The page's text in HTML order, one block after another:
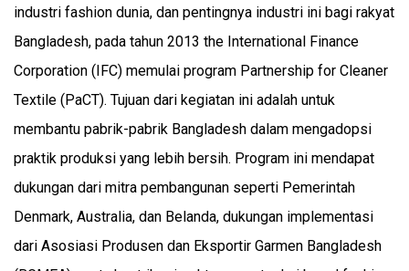
industri fashion dunia, dan pentingnya industri ini bagi rakyat
Bangladesh, pada tahun 2013 the International Finance
Corporation (IFC) memulai program Partnership for Cleaner
Textile (PaCT). Tujuan dari kegiatan ini adalah untuk
membantu pabrik-pabrik Bangladesh dalam mengadopsi
praktik produksi yang lebih bersih. Program ini mendapat
dukungan dari mitra pembangunan seperti Pemerintah
Denmark, Australia, dan Belanda, dukungan implementasi
dari Asosiasi Produsen dan Eksportir Garmen Bangladesh